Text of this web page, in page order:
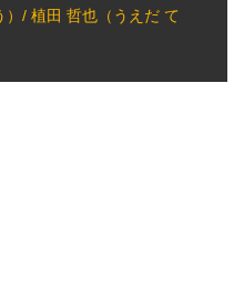
/ 植田 哲也（うえだ て